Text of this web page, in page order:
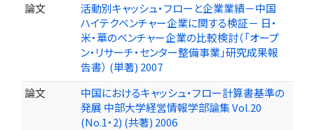
論文
活動別キャッシュ・フローと企業業績－中国
ハイテクベンチャー企業に関する検証－ 日・
米・華のベンチャー企業の比較検討（「オープ
ン・リサーチ・センター整備事業」研究成果報
告書） (単著) 2007
論文
中国におけるキャッシュ・フロー計算書基準の
発展 中部大学経営情報学部論集 Vol.20
(No.1・2) (共著) 2006